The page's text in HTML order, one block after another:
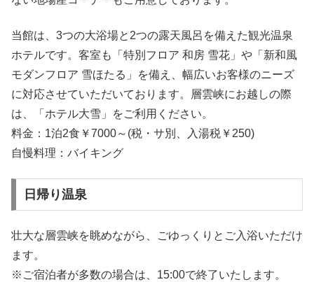
当館は、3つの大浴場と2つの露天風呂を備えた観光温泉
ホテルです。客室も「特別フロア 和房 雪花」や「新和風
モダンフロア 雪ほたる」を備え、幅広いお客様のニーズ
に対応させていただいております。層雲峡にお越しの際
は、「ホテル大雪」をご利用ください。
料金：1泊2食￥7000～(税・サ別、入湯税￥250)
自慢料理：バイキング
日帰り温泉
壮大な層雲峡を眺めながら、ごゆっくりとご入浴いただけ
ます。
※ご宿泊者が多数の場合は、15:00で終了いたします。